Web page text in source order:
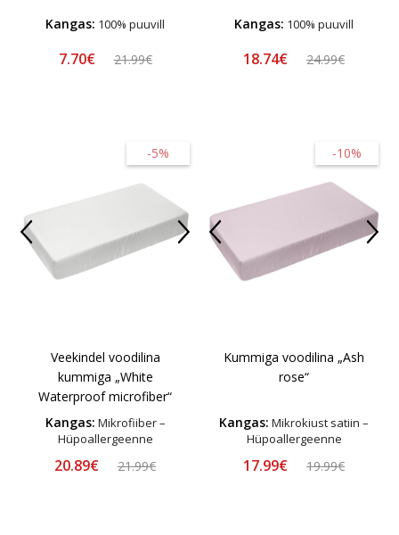
Kangas: 100% puuvill
7.70€ 21.99€
Kangas: 100% puuvill
18.74€ 24.99€
-5%
Veekindel voodilina
kummiga „White
Waterproof microfiber“
Kangas: Mikrofiiber –
Hüpoallergeenne
20.89€ 21.99€
-10%
Kummiga voodilina „Ash
rose“
Kangas: Mikrokiust satiin –
Hüpoallergeenne
17.99€ 19.99€